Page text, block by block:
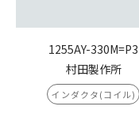
1255AY-330M=P3
村田製作所
インダクタ(コイル)